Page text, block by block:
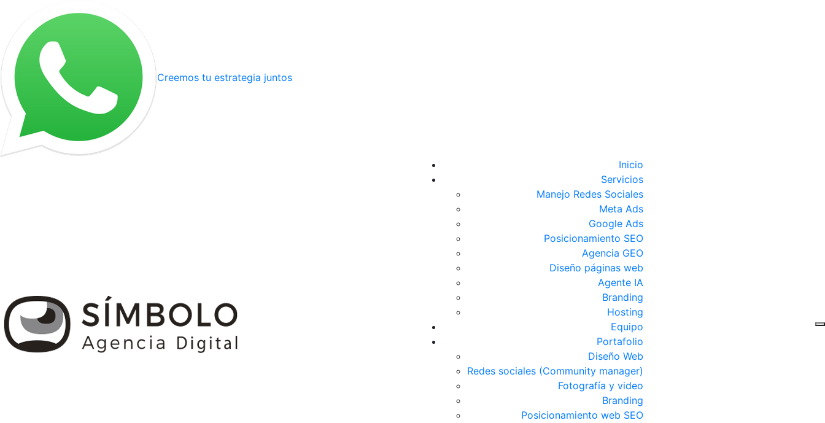
Creemos tu estrategia juntos
Inicio
Servicios
Manejo Redes Sociales
Meta Ads
Google Ads
Posicionamiento SEO
Agencia GEO
Diseño páginas web
Agente IA
Branding
Hosting
Equipo
Portafolio
Diseño Web
Redes sociales (Community manager)
Fotografía y video
Branding
Posicionamiento web SEO